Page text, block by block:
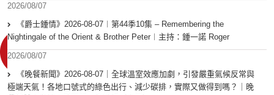
2026/08/07
《爵士鍾情》2026-08-07︱第44季10集 – Remembering the
Nightingale of the Orient & Brother Peter︱主持：鍾一諾 Roger
2026/08/07
《晚餐新聞》2026-08-07｜全球溫室效應加劇，引發嚴重氣候反常與
極端天氣！各地口號式的綠色出行、減少碳排，實際又做得到嗎？｜晚